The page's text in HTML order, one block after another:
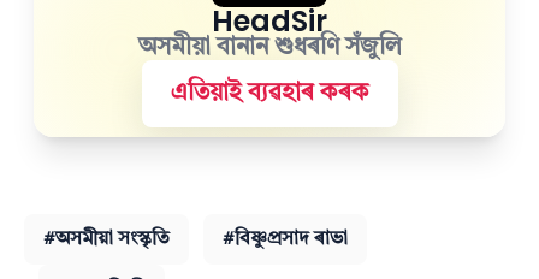
HeadSir
অসমীয়া বানান শুধৰণি সঁজুলি
এতিয়াই ব্যৱহাৰ কৰক
#অসমীয়া সংস্কৃতি #বিষ্ণুপ্ৰসাদ ৰাভা